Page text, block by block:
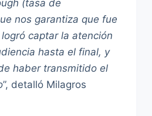
(tasa de
nos garantiza que fue
captar la atención
hasta el final, y
haber transmitido el
”, detalló Milagros